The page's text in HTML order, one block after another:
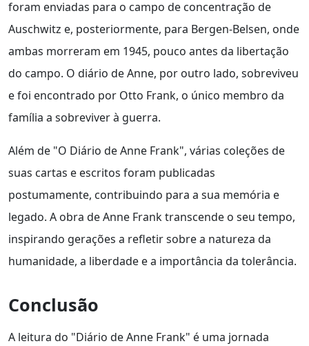
foram enviadas para o campo de concentração de
Auschwitz e, posteriormente, para Bergen-Belsen, onde
ambas morreram em 1945, pouco antes da libertação
do campo. O diário de Anne, por outro lado, sobreviveu
e foi encontrado por Otto Frank, o único membro da
família a sobreviver à guerra.
Além de "O Diário de Anne Frank", várias coleções de
suas cartas e escritos foram publicadas
postumamente, contribuindo para a sua memória e
legado. A obra de Anne Frank transcende o seu tempo,
inspirando gerações a refletir sobre a natureza da
humanidade, a liberdade e a importância da tolerância.
Conclusão
A leitura do "Diário de Anne Frank" é uma jornada